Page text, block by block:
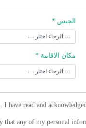
الجنس *
مكان الاقامة *
I have read and
.
that any of my personal